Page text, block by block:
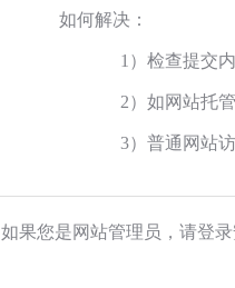
如何解决：
1）检查提交
2）如网站托
3）普通网站
如果您是网站管理员，请登